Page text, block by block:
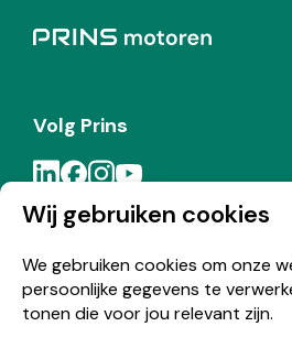
Wij gebruiken cookies
We gebruiken cookies om onze
persoonlijke gegevens te
tonen die voor jou relevant zijn.
Volg Prins
Meld je aan voor de Prins